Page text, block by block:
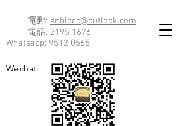
電郵: enblocc@outlook.com
電話: 2195 1676
Whatsapp: 9512 0565
Wechat: